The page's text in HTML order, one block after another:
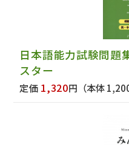
日本語能力試験問
スター
定価 1,320円 （本体